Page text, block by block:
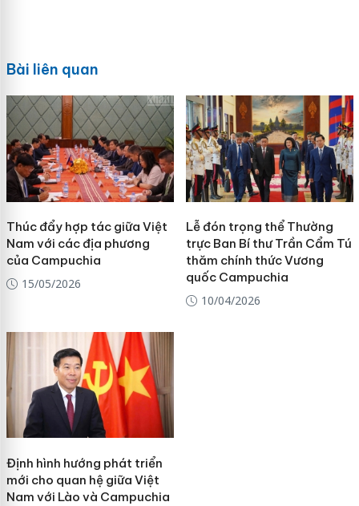
Bài liên quan
Thúc đẩy hợp tác giữa Việt
Nam với các địa phương
của Campuchia
15/05/2026
Lễ đón trọng thể Thường
trực Ban Bí thư Trần Cẩm Tú
thăm chính thức Vương
quốc Campuchia
10/04/2026
Định hình hướng phát triển
mới cho quan hệ giữa Việt
Nam với Lào và Campuchia